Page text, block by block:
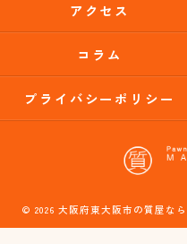
アクセス
コラム
プライバシーポリシー
© 2026 大阪府東大阪市の質屋な